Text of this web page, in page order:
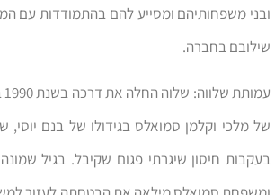
ובני משפחותיהם ומסייע להם בהתמודדות עם
שילובם בחברה.
של מלכי וקלמן סמואלס בגידולו של בנם יוסי,
בעקבות חיסון שיגרתי פגום שקיבל. בגיל